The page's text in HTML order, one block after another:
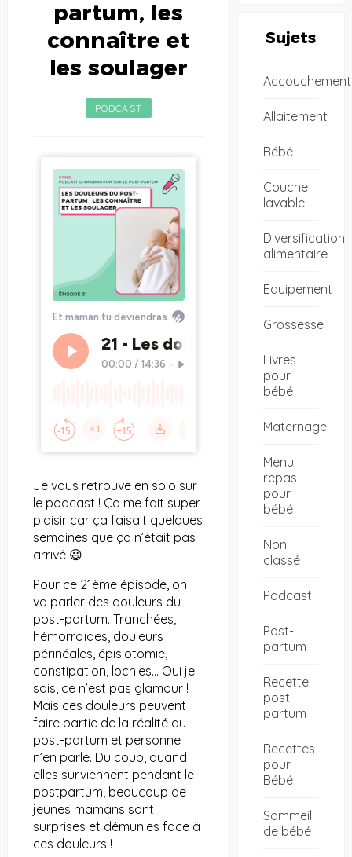
partum, les
connaître et
les soulager
PODCAST
Je vous retrouve en solo sur
le podcast ! Ça me fait super
plaisir car ça faisait quelques
semaines que ça n’était pas
arrivé 😃
Pour ce 21ème épisode, on
va parler des douleurs du
post-partum. Tranchées,
hémorroïdes, douleurs
périnéales, épisiotomie,
constipation, lochies… Oui je
sais, ce n’est pas glamour !
Mais ces douleurs peuvent
faire partie de la réalité du
post-partum et personne
n’en parle. Du coup, quand
elles surviennent pendant le
postpartum, beaucoup de
jeunes mamans sont
surprises et démunies face à
ces douleurs !
Sujets
Accouchement
Allaitement
Bébé
Couche
lavable
Diversification
alimentaire
Equipement
Grossesse
Livres
pour
bébé
Maternage
Menu
repas
pour
bébé
Non
classé
Podcast
Post-
partum
Recette
post-
partum
Recettes
pour
Bébé
Sommeil
de bébé